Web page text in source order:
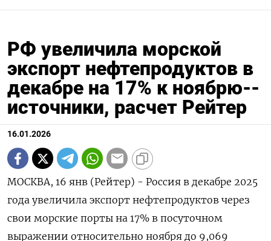
РФ увеличила морской
экспорт нефтепродуктов в
декабре на 17% к ноябрю--
источники, расчет Рейтер
16.01.2026
МОСКВА, 16 янв (Рейтер) - Россия в декабре 2025
года увеличила экспорт нефтепродуктов через
свои морские порты на 17% в посуточном
выражении относительно ноября до ⁠9,069